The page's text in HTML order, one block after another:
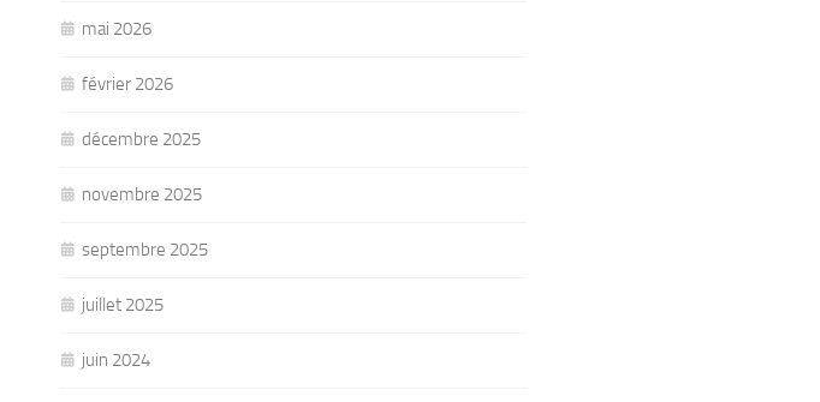
mai 2026
février 2026
décembre 2025
novembre 2025
septembre 2025
juillet 2025
juin 2024